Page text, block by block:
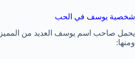
شخصية يوسف في الحب
يحمل صاحب اسم يوسف العديد من
ومنها: